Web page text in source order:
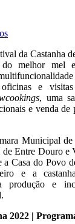
da Castanha
do melhor mel
oficinas e
, uma
e venda
Municipal
de Entre Douro e
a Casa do Povo
e a
produção e
2022 |